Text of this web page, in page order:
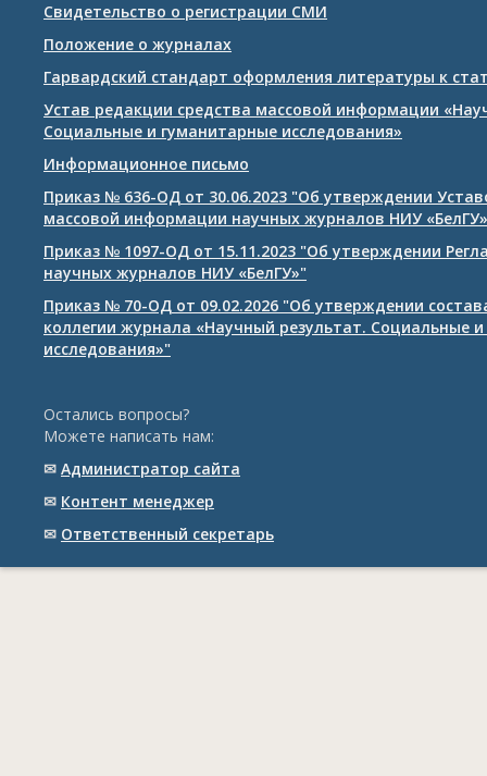
Свидетельство о регистрации СМИ
Положение о журналах
Гарвардский стандарт оформления литературы к
Устав редакции средства массовой информации
Социальные и гуманитарные исследования»
Информационное письмо
Приказ № 636-ОД от 30.06.2023 "Об утверждении
массовой информации научных журналов НИУ «БелГУ»
Приказ № 1097-ОД от 15.11.2023 "Об утверждении
научных журналов НИУ «БелГУ»"
Приказ № 70-ОД от 09.02.2026 "Об утверждении
коллегии журнала «Научный результат. Социальные
исследования»"
Остались вопросы?
Можете написать нам:
✉ Администратор сайта
✉ Контент менеджер
✉ Ответственный cекретарь